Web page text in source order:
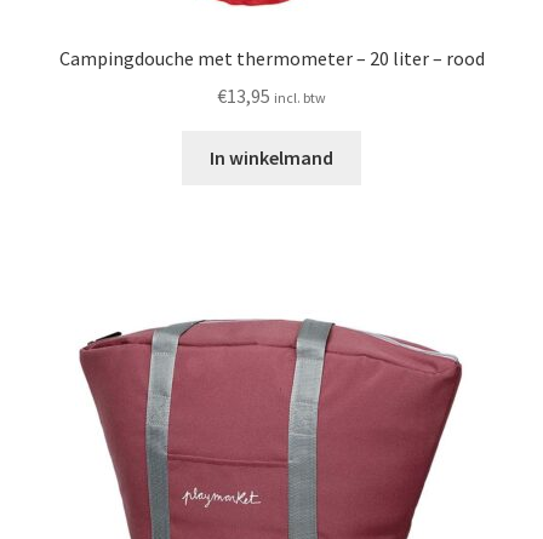
Campingdouche met thermometer – 20 liter – rood
€13,95 incl. btw
In winkelmand